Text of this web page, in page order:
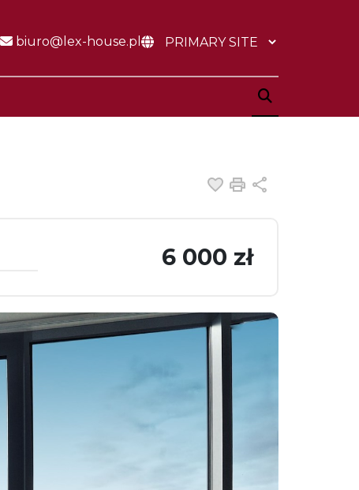
biuro@lex-house.pl
Dodaj do
Drukuj
6 000 zł